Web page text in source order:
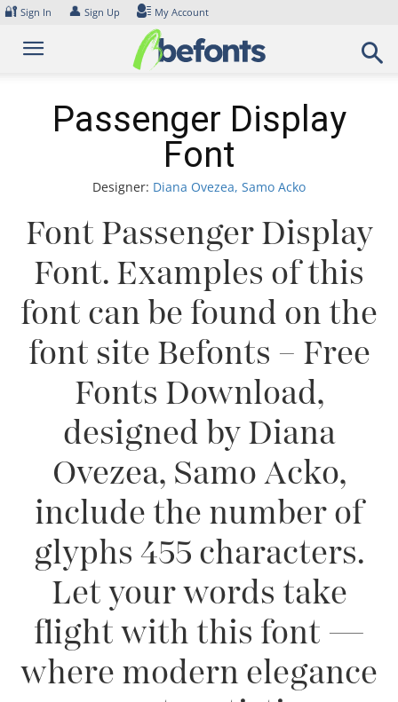
Skip
content
🔐 Sign In 👤 Sign Up My Account
Passenger Display
Font
Designer: Diana Ovezea, Samo Acko
Font Passenger Display
Font. Examples of this
font can be found on the
font site Befonts – Free
Fonts Download,
designed by Diana
Ovezea, Samo Acko,
include the number of
glyphs 455 characters.
Let your words take
flight with this font —
where modern elegance